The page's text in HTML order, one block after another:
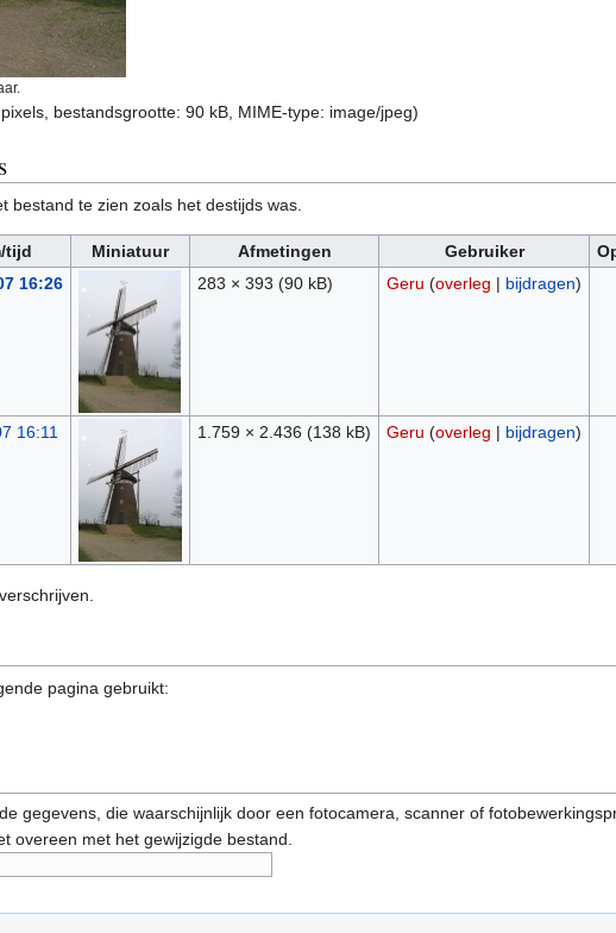
bestandsgrootte: 90 kB, MIME-type: image/jpeg)
bestand te zien zoals het destijds was.
tijd Miniatuur Afmetingen Gebruiker
16:26 283 × 393 (90 kB) Geru (overleg | bijdragen)
16:11 1.759 × 2.436 (138 kB) Geru (overleg | bijdragen)
pagina gebruikt:
gegevens, die waarschijnlijk door een fotocamera, scanner of
overeen met het gewijzigde bestand.